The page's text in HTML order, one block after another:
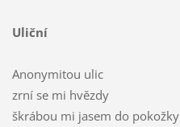
Uliční
Anonymitou ulic
zrní se mi hvězdy
škrábou mi jasem do pokožky